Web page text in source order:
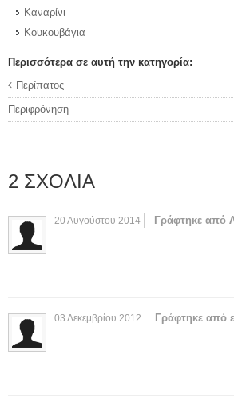
Καναρίνι
Κουκουβάγια
Περισσότερα σε αυτή την κατηγορία:
Περίπατος
Περιφρόνηση
2 ΣΧΌΛΙΑ
20 Αυγούστου 2014 Γράφτηκε από
03 Δεκεμβρίου 2012 Γράφτηκε από